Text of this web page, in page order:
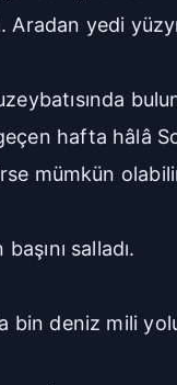
Aradan yedi
hafta hâlâ
mümkün
salladı.
bin deniz mili